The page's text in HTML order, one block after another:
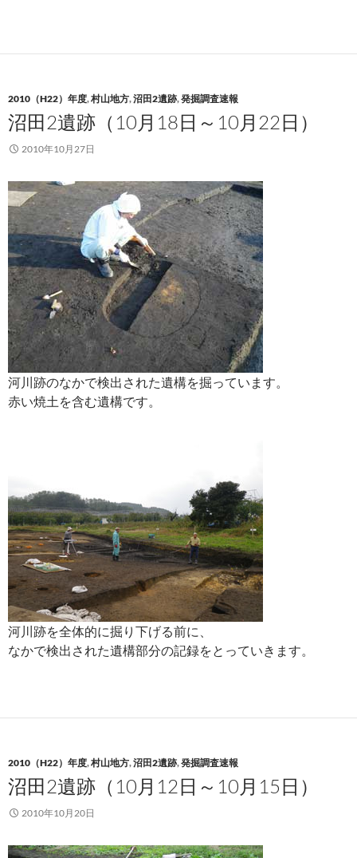
2010（H22）年度,村山地方,沼田2遺跡,発掘調査速報
沼田2遺跡（10月18日～10月22日）
2010年10月27日
河川跡のなかで検出された遺構を掘っています。
赤い焼土を含む遺構です。
河川跡を全体的に掘り下げる前に、
なかで検出された遺構部分の記録をとっていきます。
2010（H22）年度,村山地方,沼田2遺跡,発掘調査速報
沼田2遺跡（10月12日～10月15日）
2010年10月20日